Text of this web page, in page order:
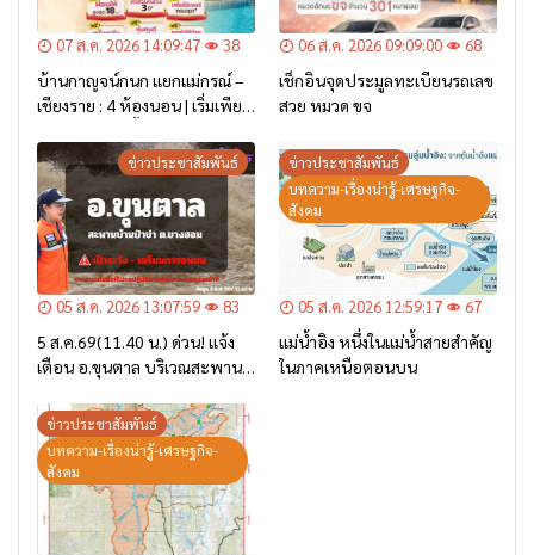
07 ส.ค. 2026 14:09:47 38
บ้านกาญจน์กนก แยกแม่กรณ์ –
เชียงราย : 4 ห้องนอน | เริ่มเพียง
06 ส.ค. 2026 09:09:00 68
เช็กอินจุดประมูลทะเบียนรถเลข
สวย หมวด ขจ
ข่าวประชาสัมพันธ์
05 ส.ค. 2026 13:07:59 83
5 ส.ค.69(11.40 น.) ด่วน! แจ้ง
เตือน อ.ขุนตาล บริเวณสะพาน
– เตรียมการอพยพ”
ข่าวประชาสัมพันธ์
บทความ-เรื่องน่ารู้-เศรษฐกิจ-
สังคม
05 ส.ค. 2026 12:59:17 67
แม่น้ำอิง หนึ่งในแม่น้ำสายสำคัญ
ในภาคเหนือตอนบน
ข่าวประชาสัมพันธ์
บทความ-เรื่องน่ารู้-เศรษฐกิจ-
สังคม